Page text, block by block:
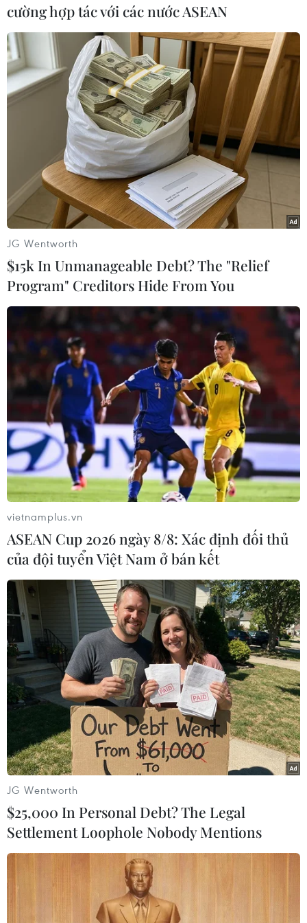
Trong 4 ngày diễn ra lễ hội, công viên sẽ mở
cửa tới 18 giờ với các điểm tham quan, vui chơi
như Thủy cung, Safari, Tổ hợp 22 trò chơi, Tổ
hợp trò chơi trong nhà Kids Town, Phim trường,
Phố cổ, Làng nghề...
hình tiểu cảnh ấn tượng được thiết kế và trang trí kỳ công. (Ảnh:
(CTV/Vietnam+)
(Vietnam+)
#Lễ hội #Nhạc kịch
#Carnival
#Công viên Thiên đường Bảo Sơn
#Trải nghiệm
TP. Hà Nội
Theo dõi VietnamPlus
TIN LIÊN QUAN
cường hợp tác với các nước ASEAN
JG Wentworth
$15k In Unmanageable Debt? The "Relief
Program" Creditors Hide From You
vietnamplus.vn
ASEAN Cup 2026 ngày 8/8: Xác định đối thủ
của đội tuyển Việt Nam ở bán kết
JG Wentworth
$25,000 In Personal Debt? The Legal
Settlement Loophole Nobody Mentions